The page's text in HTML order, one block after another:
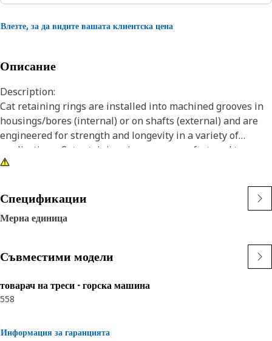
Влезте, за да видите вашата клиентска цена
Описание
Description:
Cat retaining rings are installed into machined grooves in
housings/bores (internal) or on shafts (external) and are
engineered for strength and longevity in a variety of
applications. Cat retaining rings are manufactured to
precise specifications and are built for durability,
it product to help you get more done.
Attributes:
requirements
Application:
Assembled to a shaft or housing groove to retain a
Спецификации
Мерна единица
Съвместими модели
товарач на треси - горска машина
558
Информация за гаранцията